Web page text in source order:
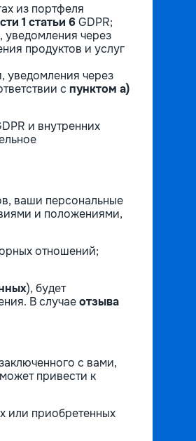
из портфеля
1 статьи 6 GDPR;
уведомления через
продуктов и услуг
уведомления через
с пунктом a)
и внутренних
ваши персональные
и положениями,
отношений;
), будет
В случаеотзыва
с вами,
привести к
или приобретенных